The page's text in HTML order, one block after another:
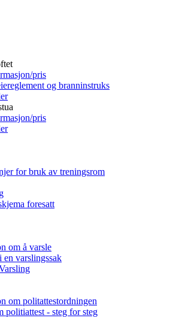
pris
og branninstruks
pris
for bruk av treningsrom
foresatt
om å varsle
en varslingssak
om politattestordningen
politiattest - steg for steg